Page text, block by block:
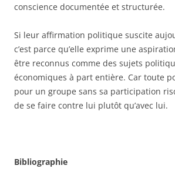
conscience documentée et structurée.
Si leur affirmation politique suscite
c’est parce qu’elle exprime une
être reconnus comme des sujets
économiques à part entière. Car toute
pour un groupe sans sa participation
de se faire contre lui plutôt qu’avec lui.
Bibliographie